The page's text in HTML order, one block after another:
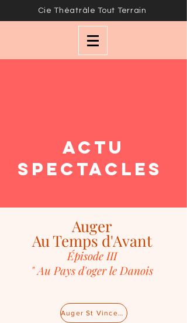
Cie Théatrâle Tout Terrain
ACTU
SPECTACLES
Auger
Au Temps d'Avant
Épisode III
" Au Pays d'oger le Danois
Auger St Vincent (60) / 24 Octobre